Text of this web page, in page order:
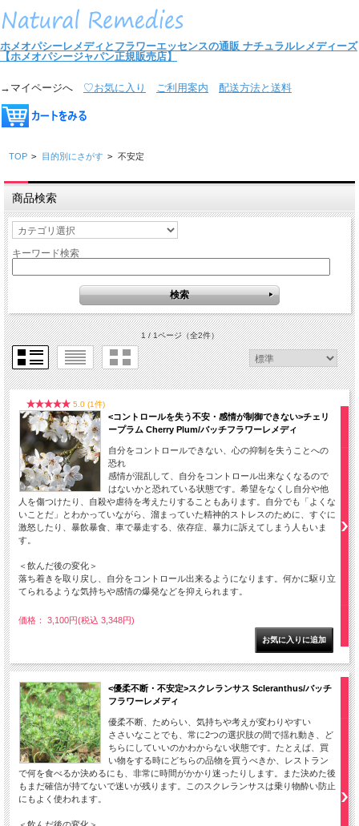
ホメオパシーレメディとフラワーエッセンスの通販 ナチュラルレメディーズ
【ホメオパシージャパン正規販売店】
→マイページへ ♡お気に入り ご利用案内 配送方法と送料
TOP > 目的別にさがす > 不安定
商品検索
キーワード検索
1 / 1ページ（全2件）
5.0 (1件)
<コントロールを失う不安・感情が制御できない>チェリ
ープラム Cherry Plum/バッチフラワーレメディ
自分をコントロールできない、心の抑制を失うことへの
恐れ
感情が混乱して、自分をコントロール出来なくなるので
はないかと恐れている状態です。希望をなくし自分や他
人を傷つけたり、自殺や虐待を考えたりすることもあります。自分でも「よくな
いことだ」とわかっていながら、溜まっていた精神的ストレスのために、すぐに
激怒したり、暴飲暴食、車で暴走する、依存症、暴力に訴えてしまう人もいま
す。
＜飲んだ後の変化＞
落ち着きを取り戻し、自分をコントロール出来るようになります。何かに駆り立
てられるような気持ちや感情の爆発などを抑えられます。
価格： 3,100円(税込 3,348円)
<優柔不断・不安定>スクレランサス Scleranthus/バッチ
フラワーレメディ
優柔不断、ためらい、気持ちや考えが変わりやすい
ささいなことでも、常に2つの選択肢の間で揺れ動き、ど
ちらにしていいのかわからない状態です。たとえば、買
い物をする時にどちらの品物を買うべきか、レストラン
で何を食べるか決めるにも、非常に時間がかかり迷ったりします。また決めた後
もまだ確信が持てないで迷いが残ります。このスクレランサスは乗り物酔い防止
にもよく使われます。